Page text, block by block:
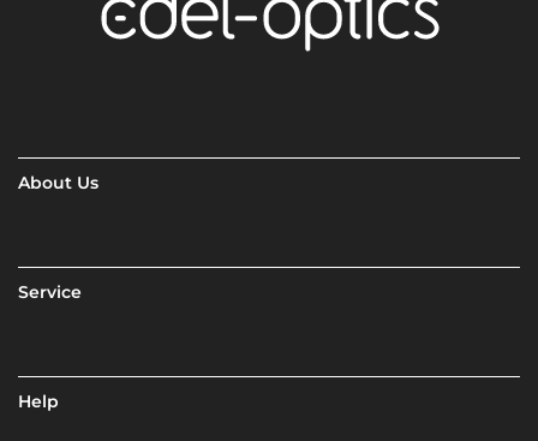
About Us
Service
Help